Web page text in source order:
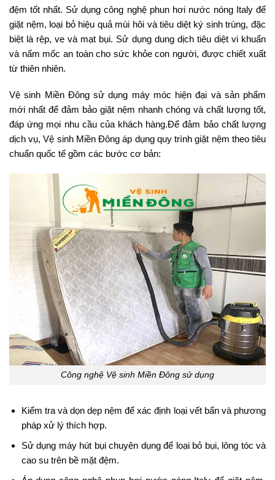
đệm tốt nhất. Sử dụng công nghệ phun hơi nước nóng Italy để
giặt nệm, loại bỏ hiệu quả mùi hôi và tiêu diệt ký sinh trùng, đặc
biệt là rệp, ve và mạt bụi. Sử dụng dung dịch tiêu diệt vi khuẩn
và nấm mốc an toàn cho sức khỏe con người, được chiết xuất
từ thiên nhiên.
Vệ sinh Miền Đông sử dụng máy móc hiện đại và sản phẩm
mới nhất để đảm bảo giặt nệm nhanh chóng và chất lượng tốt,
đáp ứng mọi nhu cầu của khách hàng.Để đảm bảo chất lượng
dịch vụ, Vệ sinh Miền Đông áp dụng quy trình giặt nệm theo tiêu
chuẩn quốc tế gồm các bước cơ bản:
Công nghệ Vệ sinh Miền Đông sử dụng
Kiểm tra và dọn dẹp nệm để xác định loại vết bẩn và phương
pháp xử lý thích hợp.
Sử dụng máy hút bụi chuyên dụng để loại bỏ bụi, lông tóc và
cao su trên bề mặt đệm.